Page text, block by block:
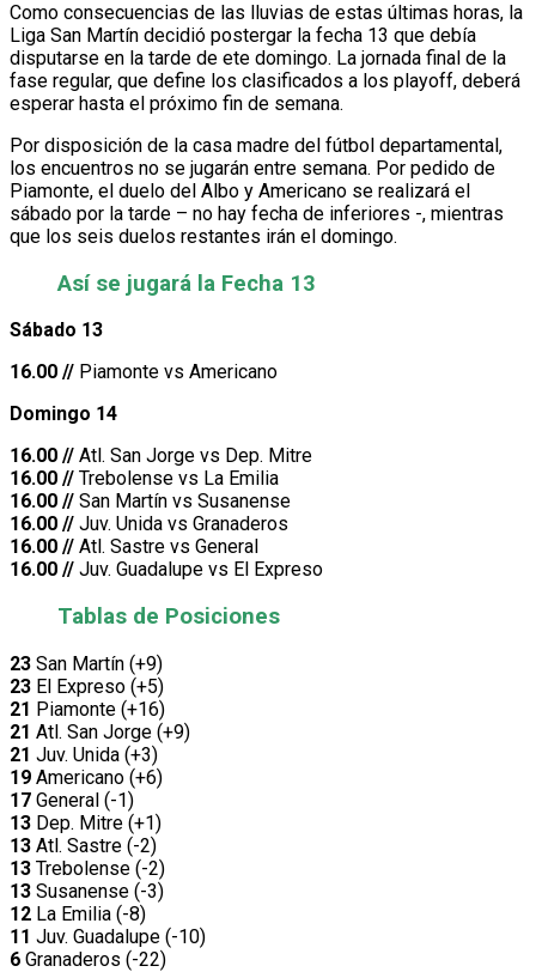
Como consecuencias de las lluvias de estas últimas horas, la
Liga San Martín decidió postergar la fecha 13 que debía
disputarse en la tarde de ete domingo. La jornada final de la
fase regular, que define los clasificados a los playoff, deberá
esperar hasta el próximo fin de semana.
Por disposición de la casa madre del fútbol departamental,
los encuentros no se jugarán entre semana. Por pedido de
Piamonte, el duelo del Albo y Americano se realizará el
sábado por la tarde – no hay fecha de inferiores -, mientras
que los seis duelos restantes irán el domingo.
Así se jugará la Fecha 13
Sábado 13
16.00 // Piamonte vs Americano
Domingo 14
16.00 // Atl. San Jorge vs Dep. Mitre
16.00 // Trebolense vs La Emilia
16.00 // San Martín vs Susanense
16.00 // Juv. Unida vs Granaderos
16.00 // Atl. Sastre vs General
16.00 // Juv. Guadalupe vs El Expreso
Tablas de Posiciones
23 San Martín (+9)
23 El Expreso (+5)
21 Piamonte (+16)
21 Atl. San Jorge (+9)
21 Juv. Unida (+3)
19 Americano (+6)
17 General (-1)
13 Dep. Mitre (+1)
13 Atl. Sastre (-2)
13 Trebolense (-2)
13 Susanense (-3)
12 La Emilia (-8)
11 Juv. Guadalupe (-10)
6 Granaderos (-22)